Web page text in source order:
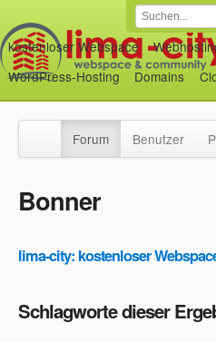
kostenloser Webspace
WordPress-Hosting
Domains
Forum Benutzer
Bonner
lima-city: kostenloser
Schlagworte dieser